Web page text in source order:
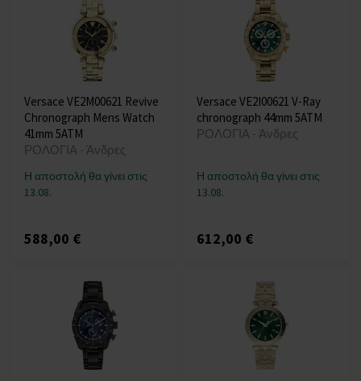
Versace VE2M00621 Revive
Chronograph Mens Watch
41mm 5ATM
ΡΟΛΟΓΙΑ - Άνδρες
Η αποστολή θα γίνει στις
13.08.
588,00 €
Versace VE2I00621 V-Ray
chronograph 44mm 5ATM
ΡΟΛΟΓΙΑ - Άνδρες
Η αποστολή θα γίνει στις
13.08.
612,00 €